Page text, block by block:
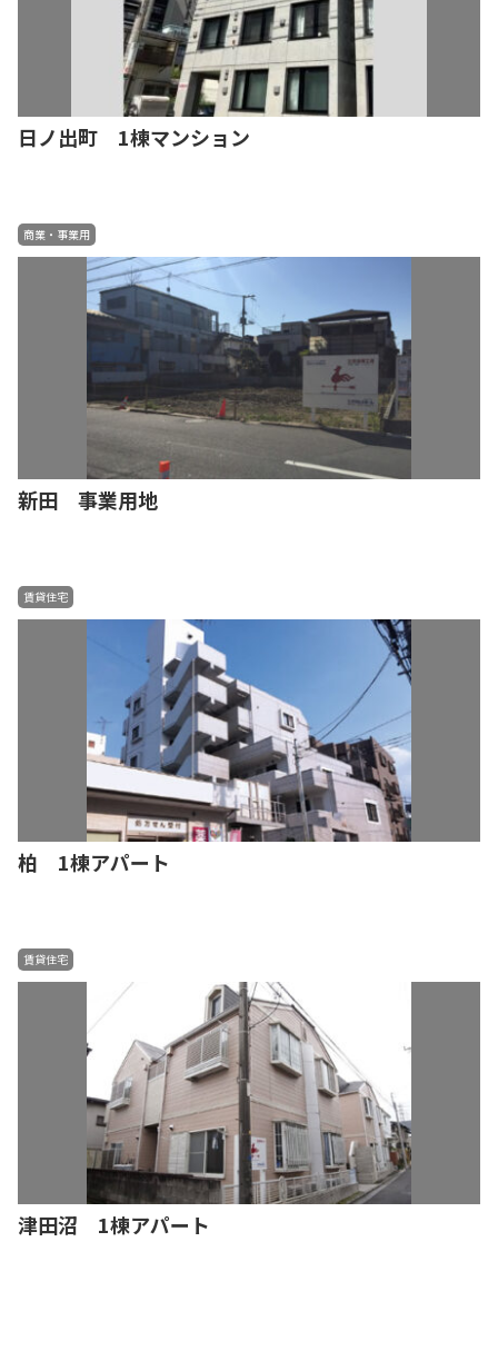
日ノ出町 1棟マンション
商業・事業用
新田 事業用地
賃貸住宅
柏 1棟アパート
賃貸住宅
津田沼 1棟アパート